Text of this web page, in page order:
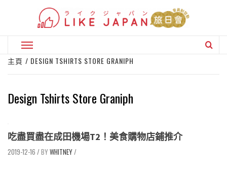
Primary
Menu
主頁 DESIGN TSHIRTS STORE GRANIPH
Design Tshirts Store Graniph
吃盡買盡在成田機場T2！美食購物店鋪推介
2019-12-16 / WHITNEY/